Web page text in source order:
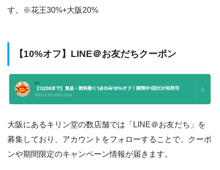
す。※花王30%+大阪20%
【10%オフ】LINE＠お友だちクーポン
大阪にあるキリン堂の数店舗では「LINE＠お友だち」を
募集しており、アカウントをフォローすることで、クーポ
ンや期間限定のキャンペーン情報が届きます。